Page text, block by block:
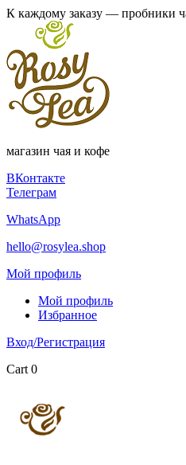
К каждому заказу — пробники
магазин чая и кофе
ВКонтакте
Телеграм
WhatsApp
hello@rosylea.shop
Мой профиль
Мой профиль
Избранное
Вход/Регистрация
Cart 0